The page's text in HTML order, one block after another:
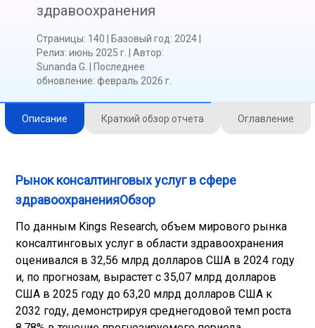
здравоохранения
Страницы: 140 Базовый год: 2024
Релиз: июнь 2025 г. Автор:
Sunanda G.
Последнее
обновление: февраль 2026 г.
Описание Краткий обзор отчета Оглавление
Рынок консалтинговых услуг в сфере
здравоохраненияОбзор
По данным Kings Research, объем мирового рынка
консалтинговых услуг в области здравоохранения
оценивался в 32,56 млрд долларов США в 2024 году
и, по прогнозам, вырастет с 35,07 млрд долларов
США в 2025 году до 63,20 млрд долларов США к
2032 году, демонстрируя среднегодовой темп роста